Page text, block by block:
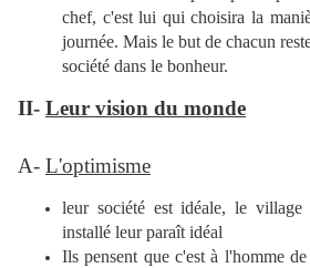
chef, c'est lui qui choisira la
journée. Mais le but de chacun
société dans le bonheur.
II- Leur vision du monde
A- L'optimisme
leur société est idéale, le
installé leur paraît idéal
Ils pensent que c'est à l'homme